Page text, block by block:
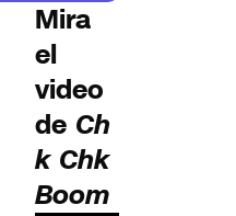
Mira
el
video
de Ch
k Chk
Boom